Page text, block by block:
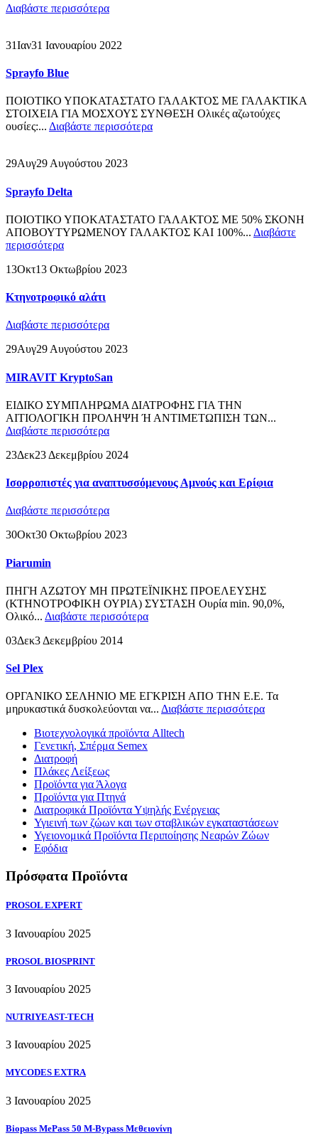
Διαβάστε περισσότερα
31Ιαν31 Ιανουαρίου 2022
Sprayfo Blue
ΠΟΙΟΤΙΚΟ ΥΠΟΚΑΤΑΣΤΑΤΟ ΓΑΛΑΚΤΟΣ ΜΕ ΓΑΛΑΚΤΙΚΑ
ΣΤΟΙΧΕΙΑ ΓΙΑ ΜΟΣΧΟΥΣ ΣΥΝΘΕΣΗ Ολικές αζωτούχες
ουσίες:... Διαβάστε περισσότερα
29Αυγ29 Αυγούστου 2023
Sprayfo Delta
ΠΟΙΟΤΙΚΟ ΥΠΟΚΑΤΑΣΤΑΤΟ ΓΑΛΑΚΤΟΣ ΜΕ 50% ΣΚΟΝΗ
ΑΠΟΒΟΥΤΥΡΩΜΕΝΟΥ ΓΑΛΑΚΤΟΣ ΚΑΙ 100%... Διαβάστε
περισσότερα
13Οκτ13 Οκτωβρίου 2023
Κτηνοτροφικό αλάτι
Διαβάστε περισσότερα
29Αυγ29 Αυγούστου 2023
MIRAVIT KryptoSan
ΕΙΔΙΚΟ ΣΥΜΠΛΗΡΩΜΑ ΔΙΑΤΡΟΦΗΣ ΓΙΑ ΤΗΝ
ΑΙΤΙΟΛΟΓΙΚΗ ΠΡΟΛΗΨΗ Ή ΑΝΤΙΜΕΤΩΠΙΣΗ ΤΩΝ...
Διαβάστε περισσότερα
23Δεκ23 Δεκεμβρίου 2024
Ισορροπιστές για αναπτυσσόμενους Αμνούς και Ερίφια
Διαβάστε περισσότερα
30Οκτ30 Οκτωβρίου 2023
Piarumin
ΠΗΓΗ ΑΖΩΤΟΥ ΜΗ ΠΡΩΤΕΪΝΙΚΗΣ ΠΡΟΕΛΕΥΣΗΣ
(ΚΤΗΝΟΤΡΟΦΙΚΗ ΟΥΡΙΑ) ΣΥΣΤΑΣΗ Ουρία min. 90,0%,
Ολικό... Διαβάστε περισσότερα
03Δεκ3 Δεκεμβρίου 2014
Sel Plex
ΟΡΓΑΝΙΚΟ ΣΕΛΗΝΙΟ ΜΕ ΕΓΚΡΙΣΗ ΑΠΟ ΤΗΝ Ε.Ε. Τα
μηρυκαστικά δυσκολεύονται να... Διαβάστε περισσότερα
Βιοτεχνολογικά προϊόντα Alltech
Γενετική, Σπέρμα Semex
Διατροφή
Πλάκες Λείξεως
Προϊόντα για Άλογα
Προϊόντα για Πτηνά
Διατροφικά Προϊόντα Υψηλής Ενέργειας
Υγιεινή των ζώων και των σταβλικών εγκαταστάσεων
Υγειονομικά Προϊόντα Περιποίησης Νεαρών Ζώων
Εφόδια
Πρόσφατα Προϊόντα
PROSOL EXPERT
3 Ιανουαρίου 2025
PROSOL BIOSPRINT
3 Ιανουαρίου 2025
NUTRIYEAST-TECH
3 Ιανουαρίου 2025
MYCODES EXTRA
3 Ιανουαρίου 2025
Biopass MePass 50 M-Bypass Μεθειονίνη